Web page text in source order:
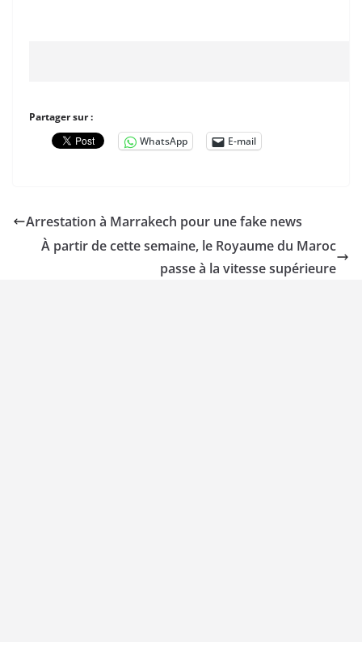
Partager sur :
WhatsApp
E-mail
Arrestation à Marrakech pour une fake news
À partir de cette semaine, le Royaume du Maroc
passe à la vitesse supérieure